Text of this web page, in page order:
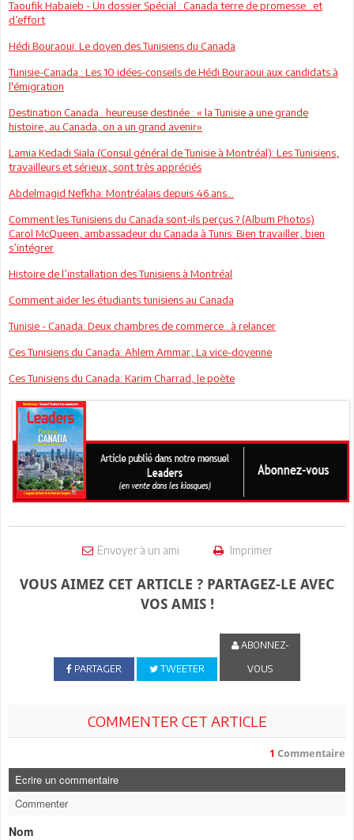
Taoufik Habaieb - Un dossier Spécial : Canada terre de promesse…et
d’effort
Hédi Bouraoui: Le doyen des Tunisiens du Canada
Tunisie-Canada : Les 10 idées-conseils de Hédi Bouraoui aux candidats à
l'émigration
Destination Canada.. heureuse destinée : « la Tunisie a une grande
histoire, au Canada, on a un grand avenir»
Lamia Kedadi Siala (Consul général de Tunisie à Montréal): Les Tunisiens,
travailleurs et sérieux, sont très appréciés
Abdelmagid Nefkha: Montréalais depuis 46 ans…
Comment les Tunisiens du Canada sont-ils perçus ? (Album Photos)
Carol McQueen, ambassadeur du Canada à Tunis: Bien travailler, bien
s’intégrer
Histoire de l’installation des Tunisiens à Montréal
Comment aider les étudiants tunisiens au Canada
Tunisie - Canada: Deux chambres de commerce…à relancer
Ces Tunisiens du Canada: Ahlem Ammar, La vice-doyenne
Ces Tunisiens du Canada: Karim Charrad, le poète
Envoyer à un ami Imprimer
VOUS AIMEZ CET ARTICLE ? PARTAGEZ-LE AVEC
VOS AMIS !
PARTAGER TWEETER
ABONNEZ-
VOUS
COMMENTER CET ARTICLE
1 Commentaire
Ecrire un commentaire
Commenter
Nom